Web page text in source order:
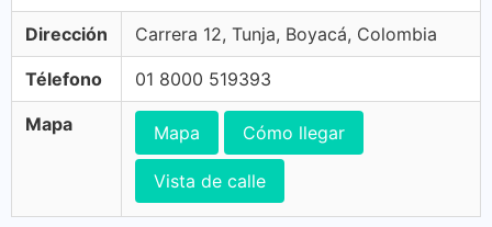
Dirección Carrera 12, Tunja, Boyacá, Colombia
Télefono 01 8000 519393
Mapa Mapa Cómo llegar
Vista de calle